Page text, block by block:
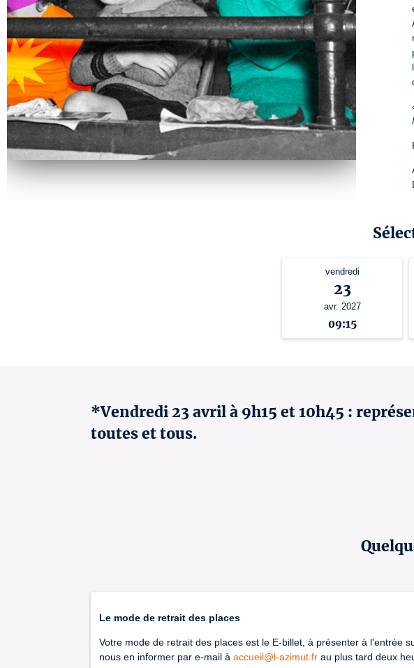
vendredi
23
avr. 2027
09:15
Le mode de retrait des places
Votre mode de retrait des places est le E-billet, à présenter à l'entrée
nous en informer par e-mail à accueil@l-azimut.fr au plus tard deux
*Vendredi 23 avril à 9h15 et 10h45 :
toutes et tous.